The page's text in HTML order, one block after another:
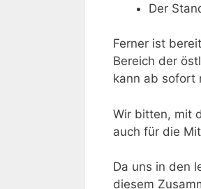
Der
Ferner ist
Bereich der
kann ab sofort
Wir bitten, mit
auch für die
Da uns in den
diesem